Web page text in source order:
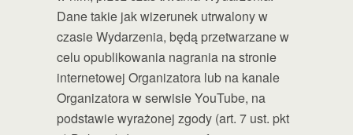
Dane takie jak wizerunek utrwalony w
czasie Wydarzenia, będą przetwarzane w
celu opublikowania nagrania na stronie
internetowej Organizatora lub na kanale
Organizatora w serwisie YouTube, na
podstawie wyrażonej zgody (art. 7 ust. pkt